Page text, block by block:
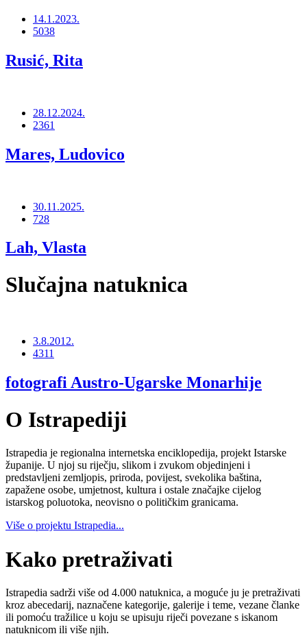
14.1.2023.
5038
Rusić, Rita
28.12.2024.
2361
Mares, Ludovico
30.11.2025.
728
Lah, Vlasta
Slučajna natuknica
3.8.2012.
4311
fotografi Austro-Ugarske Monarhije
O Istrapediji
Istrapedia je regionalna internetska enciklopedija, projekt Istarske
županije. U njoj su riječju, slikom i zvukom objedinjeni i
predstavljeni zemljopis, priroda, povijest, svekolika baština,
zapažene osobe, umjetnost, kultura i ostale značajke cijelog
istarskog poluotoka, neovisno o političkim granicama.
Više o projektu Istrapedia...
Kako pretraživati
Istrapedia sadrži više od 4.000 natuknica, a moguće ju je pretraživati
kroz abecedarij, naznačene kategorije, galerije i teme, vezane članke
ili pomoću tražilice u koju se upisuju riječi povezane s iskanom
natuknicom ili više njih.